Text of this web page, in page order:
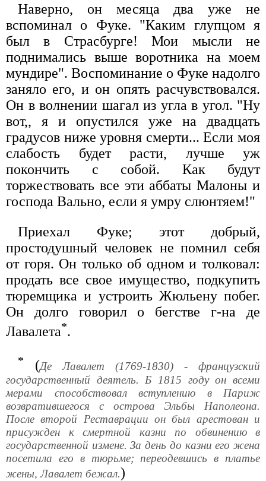
Наверно, он месяца два уже не
вспоминал о Фуке. "Каким глупцом я
был в Страсбурге! Мои мысли не
поднимались выше воротника на моем
мундире". Воспоминание о Фуке надолго
заняло его, и он опять расчувствовался.
Он в волнении шагал из угла в угол. "Ну
вот,, я и опустился уже на двадцать
градусов ниже уровня смерти... Если моя
слабость будет расти, лучше уж
покончить с собой. Как будут
торжествовать все эти аббаты Малоны и
господа Вально, если я умру слюнтяем!"
Приехал Фуке; этот добрый,
простодушный человек не помнил себя
от горя. Он только об одном и толковал:
продать все свое имущество, подкупить
тюремщика и устроить Жюльену побег.
Он долго говорил о бегстве г-на де
Лавалета*.
* (Де Лавалет (1769-1830) - французский
государственный деятель. Б 1815 году он всеми
мерами способствовал вступлению в Париж
возвратившегося с острова Эльбы Наполеона.
После второй Реставрации он был арестован и
присужден к смертной казни по обвинению в
государственной измене. За день до казни его жена
посетила его в тюрьме; переодевшись в платье
жены, Лавалет бежал.)